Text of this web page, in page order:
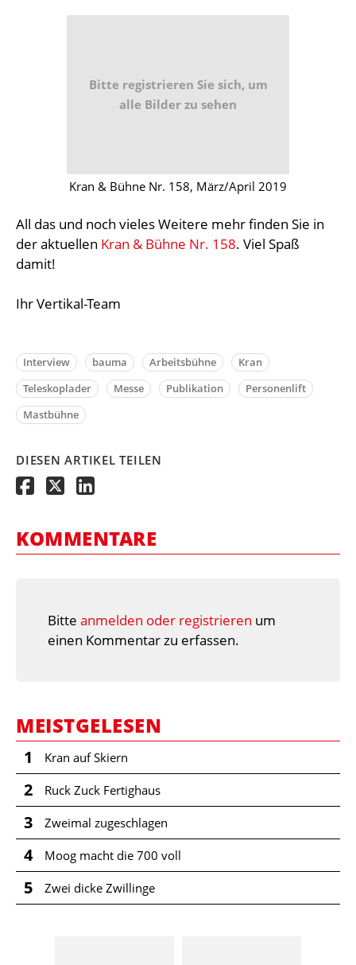
Bitte registrieren Sie sich, um
alle Bilder zu sehen
Kran & Bühne Nr. 158, März/April 2019
All das und noch vieles Weitere mehr finden Sie in
der aktuellen Kran & Bühne Nr. 158. Viel Spaß
damit!
Ihr Vertikal-Team
Interview bauma Arbeitsbühne
Kran
Teleskoplader
Messe Publikation
Personenlift
Mastbühne
DIESEN ARTIKEL TEILEN
KOMMENTARE
Bitte anmelden oder registrieren um
einen Kommentar zu erfassen.
MEISTGELESEN
1 Kran auf Skiern
2 Ruck Zuck Fertighaus
3 Zweimal zugeschlagen
4 Moog macht die 700 voll
5 Zwei dicke Zwillinge